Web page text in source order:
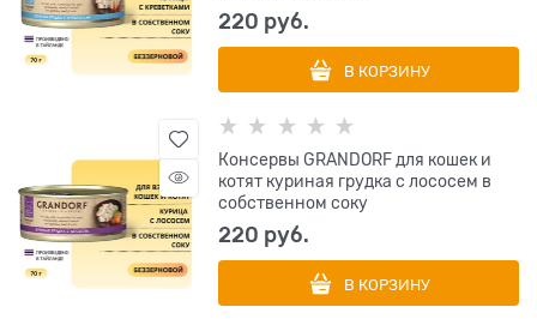
220 руб.
В КОРЗИНУ
Консервы GRANDORF для кошек и
котят куриная грудка с лососем в
собственном соку
220 руб.
В КОРЗИНУ